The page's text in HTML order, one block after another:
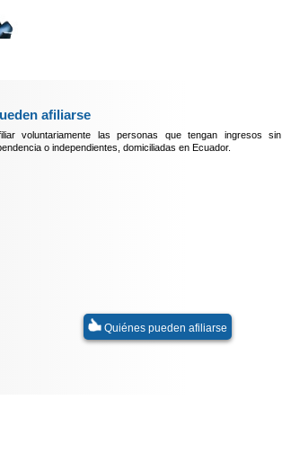
afiliarse
voluntariamente las personas que tengan ingresos sin
o independientes, domiciliadas en Ecuador.
Quiénes pueden afiliarse